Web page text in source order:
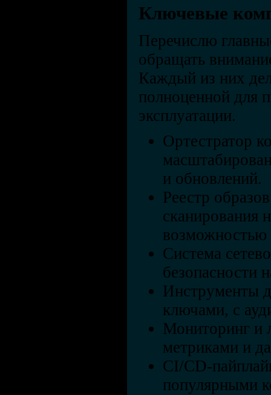
Ключевые
Перечислю
обращать
Каждый из них
полноценной для
эксплуатации.
Ортестратор
и обновлений.
Реестр
сканирования
возможностью
Система
безопасности
Инструменты
ключами, с
Мониторинг и
метриками и
CI/CD-
популярными